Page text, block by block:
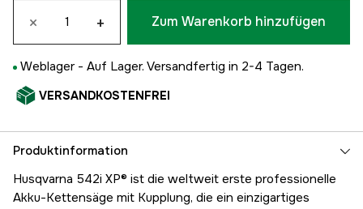
× + Zum Warenkorb hinzufügen
Weblager - Auf Lager. Versandfertig in 2-4 Tagen.
VERSANDKOSTENFREI
Produktinformation
Husqvarna 542i XP® ist die weltweit erste professionelle
Akku-Kettensäge mit Kupplung, die ein einzigartiges